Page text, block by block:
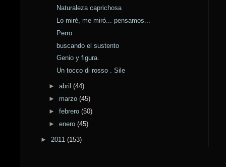
Naturaleza caprichosa
Lo miré, me miró... pensamos...
Perro
buscando el sustento
Genio y figura.
Un tocco di rosso . Sile
► abril (44)
► marzo (45)
► febrero (50)
► enero (45)
► 2011 (153)